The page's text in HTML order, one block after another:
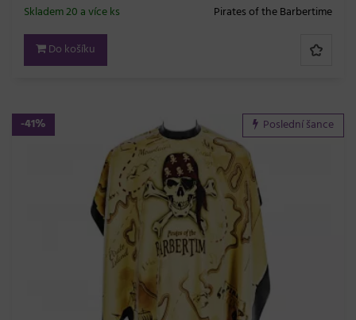
Pirates of the Barbertime
Skladem 20 a více ks
Do košíku
-41% Poslední šance